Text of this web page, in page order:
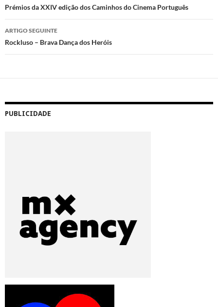
de
artigos
Prémios da XXIV edição dos Caminhos do Cinema Português
ARTIGO SEGUINTE
Rockluso – Brava Dança dos Heróis
PUBLICIDADE